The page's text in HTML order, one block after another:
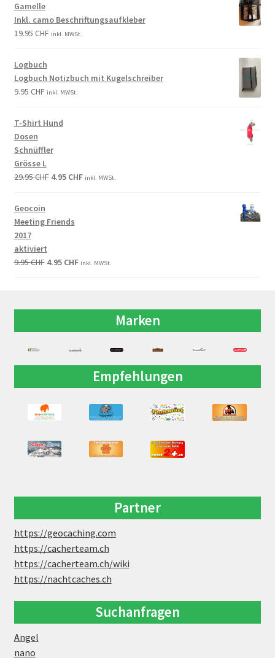
Gamelle
Inkl. camo Beschriftungsaufkleber
19.95 CHF inkl. MWSt.
Logbuch
Logbuch Notizbuch mit Kugelschreiber
9.95 CHF inkl. MWSt.
T-Shirt Hund
Dosen
Schnüffler
Grösse L
29.95CHF 4.95 CHF inkl. MWSt.
Geocoin
Meeting Friends
2017
aktiviert
9.95CHF 4.95 CHF inkl. MWSt.
Marken
Empfehlungen
Partner
https://geocaching.com
https://cacherteam.ch
https://cacherteam.ch/wiki
https://nachtcaches.ch
Suchanfragen
Angel
nano